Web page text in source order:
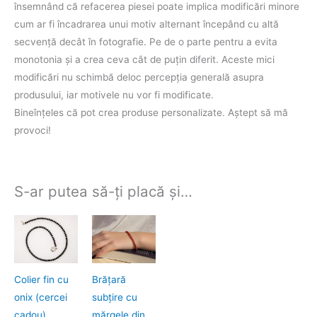
însemnând că refacerea piesei poate implica modificări minore
cum ar fi încadrarea unui motiv alternant începând cu altă
secvenţă decât în fotografie. Pe de o parte pentru a evita
monotonia şi a crea ceva cât de puţin diferit. Aceste mici
modificări nu schimbă deloc percepţia generală asupra
produsului, iar motivele nu vor fi modificate.
Bineînţeles că pot crea produse personalizate. Aştept să mă
provoci!
S-ar putea să-ți placă și…
Colier fin cu
onix (cercei
cadou)
Brățară
subțire cu
mărgele din